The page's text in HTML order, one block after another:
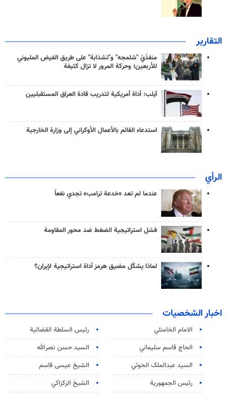
التقارير
منفذَيّ "شلمجه" و"تشذابة" على طريق الفيض المليوني
للأربعين؛ وحركة المرور لا تزال كثيفة
آيلب: أداة أمريكية لتدريب قادة العراق المستقبليين
استدعاء القائم بالأعمال الأوكراني إلى وزارة الخارجية
الرأي
عندما لم تعد «خدعة ترامب» تجدي نفعاً
فشل استراتيجية الضغط ضد محور المقاومة
لماذا يشكّل مضيق هرمز أداة استراتيجية لإيران؟
اخبار الشخصيات
الامام الخامنئي
رئیس السلطة القضائیة
الحاج قاسم سليماني
السيد حسن نصرالله
السید عبدالملک الحوثي
الشيخ عيسى قاسم
رئيس الجمهورية
الشيخ الزكزاكي